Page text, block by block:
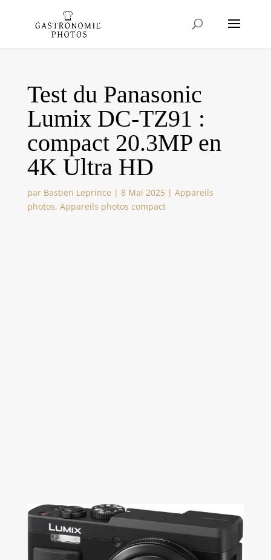
Test du Panasonic
Lumix DC-TZ91 :
compact 20.3MP en
4K Ultra HD
par Bastien Leprince | 8 Mai 2025| Appareils
photos, Appareils photos compact